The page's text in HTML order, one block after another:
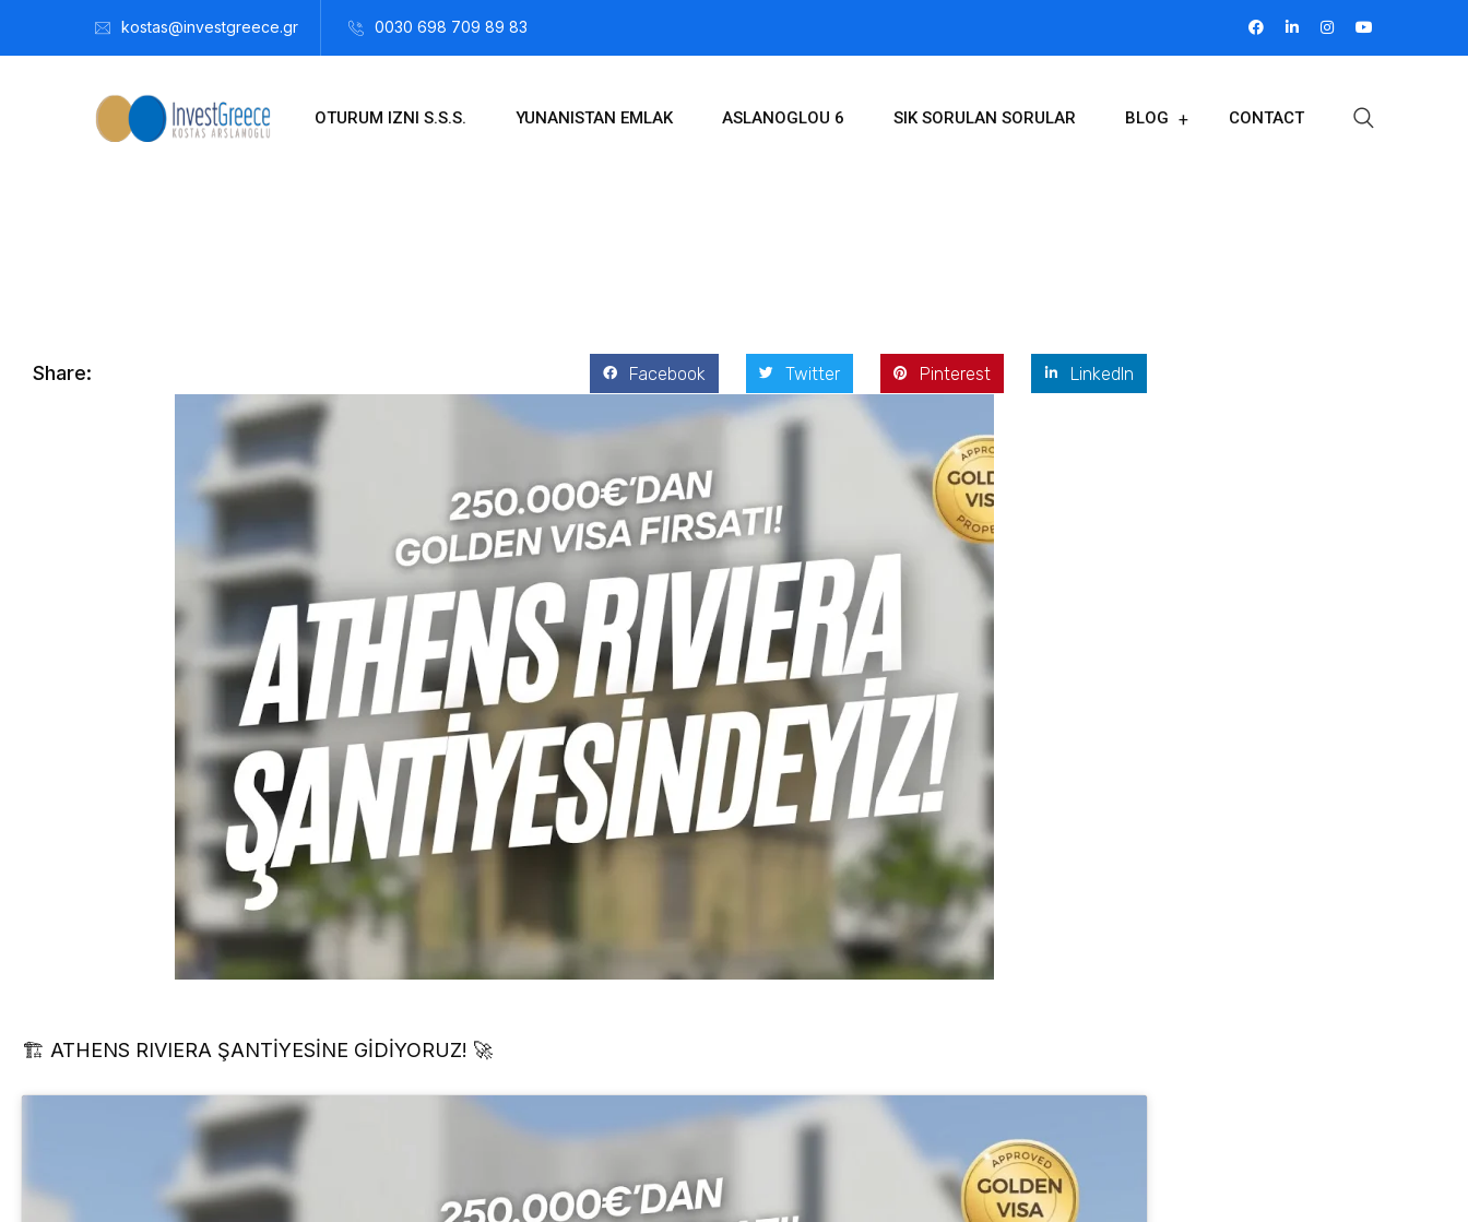
kostas@investgreece.gr 0030 698 709 89 83
OTURUM IZNI S.S.S. YUNANISTAN EMLAK ASLANOGLOU 6 SIK SORULAN SORULAR BLOG CONTACT
Share: Facebook Twitter Pinterest LinkedIn
🏗️ ATHENS RIVIERA ŞANTİYESİNE GİDİYORUZ! 🚀